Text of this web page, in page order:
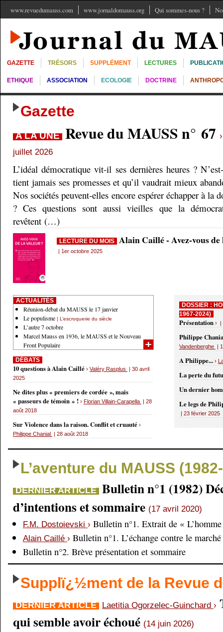
www.revuedumauss.com www.jornaldomauss.org Qui sommes-nous ?
GAZETTE TRÉSORS SUPPLÉMENT LECTURES
ETHIQUE ASSOCIATION ECOLOGIE DOCTRINE
Gazette
A LA UNE Revue du MAUSS n° 67
juillet 2026
L’idéal démocratique vit-il ses dernières heures ?
tient jamais ses promesses et qu’il vaudrait mieux
Nos sociétés peuvent-elles encore espérer échapper à la
? Ces questions sont aussi vieilles que la
revêtent (…)
LECTURE DU MOIS Alain Caillé - Avez-vous
| 1er octobre 2025
DOSSIER :
1967-2024)
Présentation › |
Philippe
Vandenberghe |
A Philippe... ›
La perte du
Un dernier
Le legs de
| 23 février 2025
ACTUALITÉS
Réunion-débat du MAUSS le 17 janvier
Le populisme | L’escroquerie du siècle
L’autre 7 octobre
Marcel Mauss en 1936, le MAUSS et le Nouveau
Front Populaire
DÉBATS
10 questions à Alain Caillé › Valéry Rasplus
| 30 avril
2025
Ne dites plus « premiers de cordée », mais
« passeurs de témoin » ! › Florian Villain-Carapella | 28
août 2018
Sur Violence dans la raison. Conflit et cruauté ›
Philippe Chanial | 28 août 2018
L’aventure du MAUSS
DERNIER ARTICLE Bulletin n°1 (1982)
d’intentions et sommaire (17 avril 2020)
F.M. Dostoievski › Bulletin n°1. Extrait de «
Alain Caillé › Bulletin n°1. L’échange contre le marché
Bulletin n°2. Brève présentation et sommaire
Supplï¿½ment de la Revue
DERNIER ARTICLE Laetitia Ogorzelec-Guinchard ›
qui semble avoir échoué (14 juin 2026)